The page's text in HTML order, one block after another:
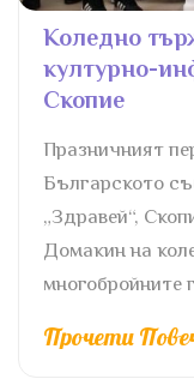
Коледно
културно-
Скопие
Празничният
Българското
„Здравей“,
Домакин на
многобройните
Прочети